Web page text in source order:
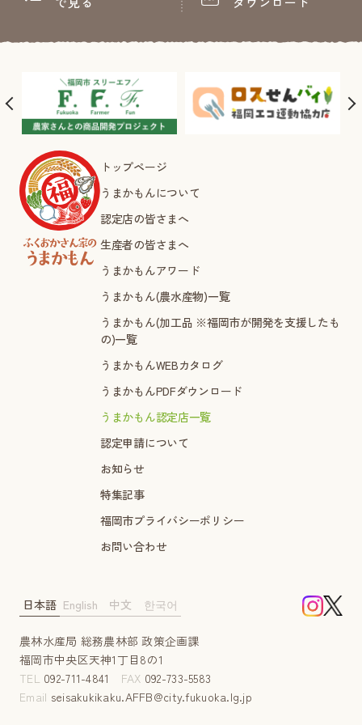
トップページ
うまかもんについて
認定店の皆さまへ
生産者の皆さまへ
うまかもんアワード
うまかもん(農水産物)一覧
うまかもん(加工品 ※福岡市が開発を支援したも
の)一覧
うまかもんWEBカタログ
うまかもんPDFダウンロード
うまかもん認定店一覧
認定申請について
お知らせ
特集記事
福岡市プライバシーポリシー
お問い合わせ
農林水産局 総務農林部 政策企画課
福岡市中央区天神1丁目8の1
TEL 092-711-4841 FAX 092-733-5583
Email seisakukikaku.AFFB@city.fukuoka.lg.jp
日本語 English 中文 한국어